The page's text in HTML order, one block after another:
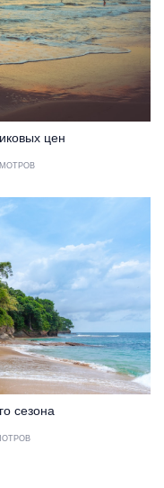
цен
сезона